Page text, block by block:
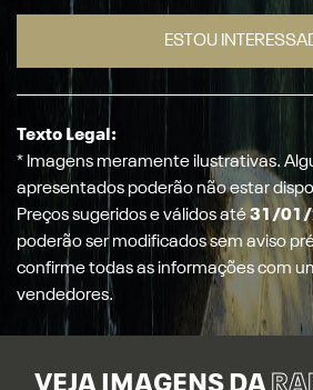
ESTOU
Texto Legal:
* Imagens meramente ilustrativas.
apresentados poderão não estar
Preços sugeridos e válidos até31/01/
poderão ser modificados sem aviso
confirme todas as informações com
vendedores.